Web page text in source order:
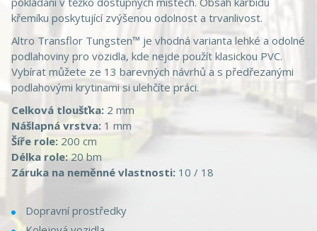
křemíku poskytující zvýšenou odolnost a trvanlivost.
Altro Transflor Tungsten™ je vhodná varianta lehké a odolné
podlahoviny pro vozidla, kde nejde použít klasickou PVC.
Vybírat můžete ze 13 barevných návrhů a s předřezanými
podlahovými krytinami si ulehčíte práci.
Celková tloušťka: 2 mm
Nášlapná vrstva: 1 mm
Šíře role: 200 cm
Délka role:20 bm
Záruka na neměnné vlastnosti: 10 / 18
Dopravní prostředky